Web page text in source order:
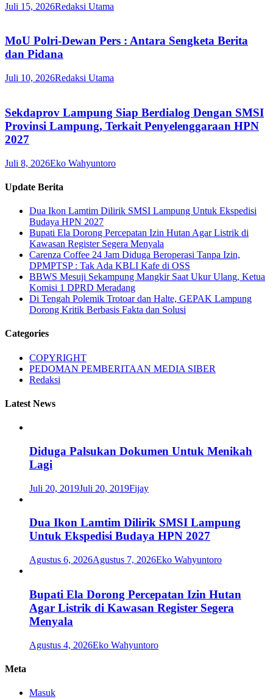
Juli 15, 2026Redaksi Utama
MoU Polri-Dewan Pers : Antara Sengketa Berita
dan Pidana
Juli 10, 2026Redaksi Utama
Sekdaprov Lampung Siap Berdialog Dengan SMSI
Provinsi Lampung, Terkait Penyelenggaraan HPN
2027
Juli 8, 2026Eko Wahyuntoro
Update Berita
Dua Ikon Lamtim Dilirik SMSI Lampung Untuk Ekspedisi
Budaya HPN 2027
Bupati Ela Dorong Percepatan Izin Hutan Agar Listrik di
Kawasan Register Segera Menyala
Carenza Coffee 24 Jam Diduga Beroperasi Tanpa Izin,
DPMPTSP : Tak Ada KBLI Kafe di OSS
BBWS Mesuji Sekampung Mangkir Saat Ukur Ulang, Ketua
Komisi 1 DPRD Meradang
Di Tengah Polemik Trotoar dan Halte, GEPAK Lampung
Dorong Kritik Berbasis Fakta dan Solusi
Categories
COPYRIGHT
PEDOMAN PEMBERITAAN MEDIA SIBER
Redaksi
Latest News
Diduga Palsukan Dokumen Untuk Menikah
Lagi
Juli 20, 2019Juli 20, 2019Fijay
Dua Ikon Lamtim Dilirik SMSI Lampung
Untuk Ekspedisi Budaya HPN 2027
Agustus 6, 2026Agustus 7, 2026Eko Wahyuntoro
Bupati Ela Dorong Percepatan Izin Hutan
Agar Listrik di Kawasan Register Segera
Menyala
Agustus 4, 2026Eko Wahyuntoro
Meta
Masuk